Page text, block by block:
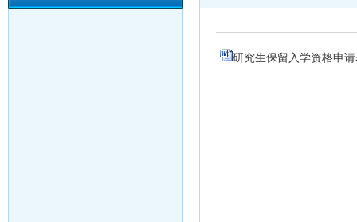
研究生保留入学资格申请